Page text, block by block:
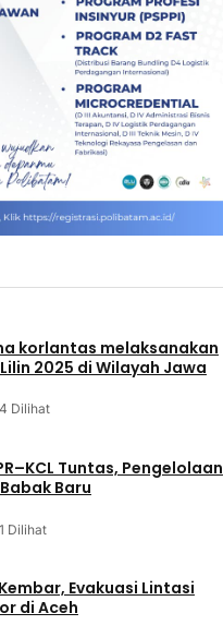
korlantas melaksanakan
2025 di Wilayah Jawa
Dilihat
Tuntas, Pengelolaan
Baru
Dilihat
Evakuasi Lintasi
di Aceh